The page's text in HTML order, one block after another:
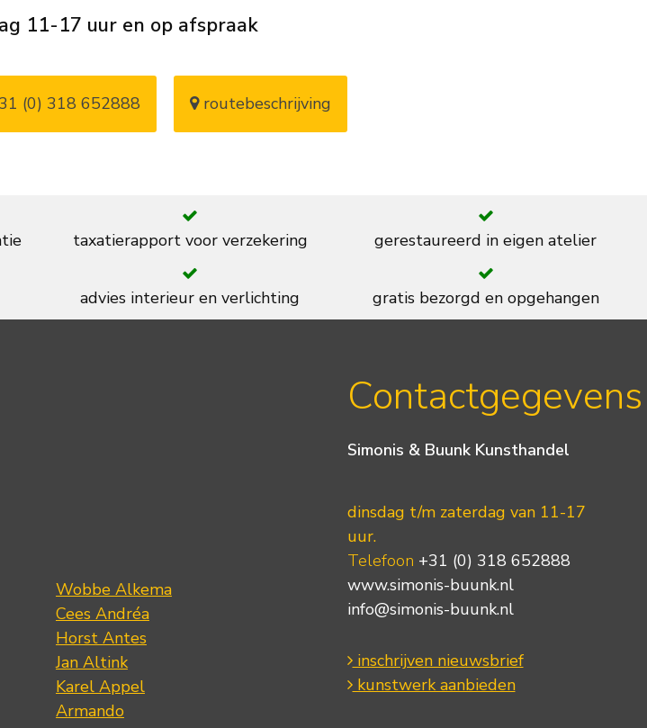
11-17 uur en op afspraak
(0) 318 652888 routebeschrijving
taxatierapport voor verzekering gerestaureerd in eigen atelier
advies interieur en verlichting gratis bezorgd en opgehangen
Wobbe Alkema
Cees Andréa
Horst Antes
Jan Altink
Karel Appel
Armando
Contactgegevens
Simonis & Buunk Kunsthandel
dinsdag t/m zaterdag van 11-17
uur.
Telefoon +31 (0) 318 652888
www.simonis-buunk.nl
info@simonis-buunk.nl
inschrijven nieuwsbrief
kunstwerk aanbieden